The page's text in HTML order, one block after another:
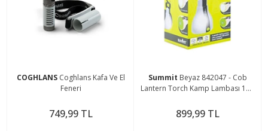
COGHLANS Coghlans Kafa Ve El
Feneri
749,99 TL
Summit Beyaz 842047 - Cob
Lantern Torch Kamp Lambası 150
899,99 TL